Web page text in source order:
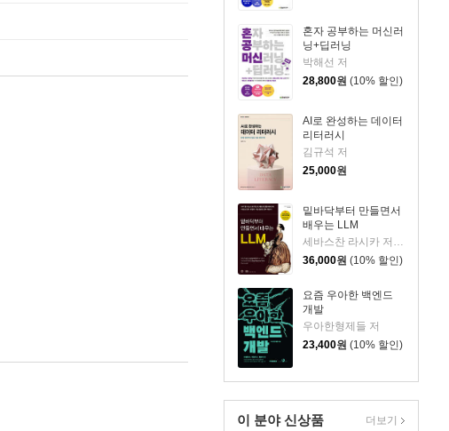
혼자 공부하는 머신러
닝+딥러닝
박해선 저
28,800원 (10% 할인)
AI로 완성하는 데이터
리터러시
김규석 저
25,000원
밑바닥부터 만들면서
배우는 LLM
36,000원 (10% 할인)
요즘 우아한 백엔드
개발
우아한형제들 저
23,400원 (10% 할인)
이 분야 신상품 더보기